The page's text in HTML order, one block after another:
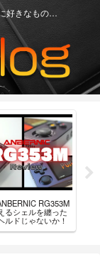
好きなもの…
RG353M
るシェルを纏った
ルドじゃないか！